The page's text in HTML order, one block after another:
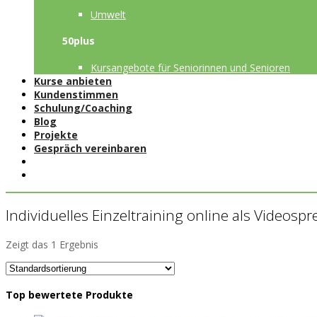
Umwelt
50plus
Kursangebote für Seniorinnen und Senioren
Kurse anbieten
Kundenstimmen
Schulung/Coaching
Blog
Projekte
Gespräch vereinbaren
Individuelles Einzeltraining online als
Zeigt das 1 Ergebnis
Top bewertete Produkte